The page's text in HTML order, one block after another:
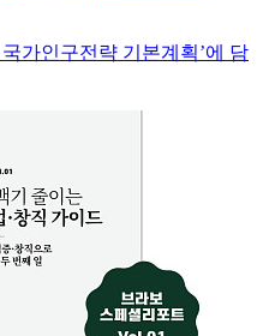
가인구전략 기본계획’에 담